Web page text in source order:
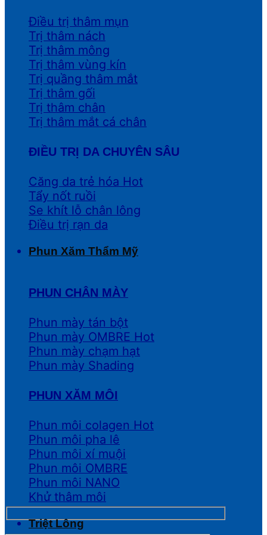
Điều trị thâm mụn
Trị thâm nách
Trị thâm mông
Trị thâm vùng kín
Trị quầng thâm mắt
Trị thâm gối
Trị thâm chân
Trị thâm mắt cá chân
ĐIỀU TRỊ DA CHUYÊN SÂU
Căng da trẻ hóa
Tẩy nốt ruồi
Se khít lỗ chân lông
Điều trị rạn da
Phun Xăm Thẩm Mỹ
PHUN CHÂN MÀY
Phun mày tán bột
Phun mày OMBRE
Phun mày chạm hạt
Phun mày Shading
PHUN XĂM MÔI
Phun môi colagen
Phun môi pha lê
Phun môi xí muội
Phun môi OMBRE
Phun môi NANO
Khử thâm môi
Triệt Lông